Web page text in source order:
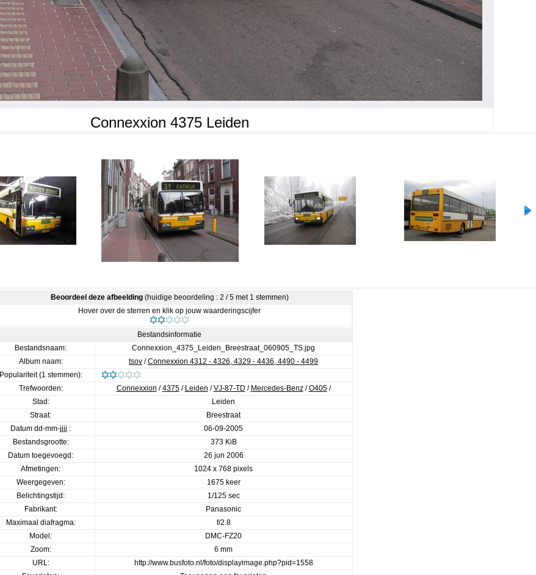
Connexxion 4375 Leiden
Beoordeel deze afbeelding(huidige beoordeling : 2 / 5 met 1 stemmen)
Hover over de sterren en klik op jouw waarderingscijfer
Bestandsinformatie
Bestandsnaam:
Connexxion_4375_Leiden_Breestraat_060905_TS.jpg
Album naam:
tsov /Connexxion 4312 - 4326, 4329 - 4436, 4490 - 4499
Populariteit (1 stemmen):
Trefwoorden:
Connexxion /4375/ Leiden /VJ-87-TD / Mercedes-Benz/O405/
Stad:
Leiden
Straat:
Breestraat
Datum dd-mm-jjjj :
06-09-2005
Bestandsgrootte:
373 KiB
Datum toegevoegd:
26 jun 2006
Afmetingen:
1024 x 768 pixels
Weergegeven:
1675 keer
Belichtingstijd:
1/125 sec
Fabrikant:
Panasonic
Maximaal diafragma:
f/2.8
Model:
DMC-FZ20
Zoom:
6 mm
URL:
http://www.busfoto.nl/foto/displayimage.php?pid=1558